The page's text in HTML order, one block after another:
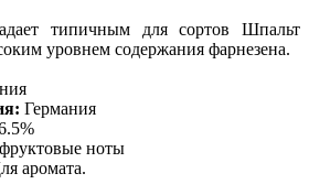
типичным для сортов Шпальт
уровнем содержания фарнезена.
Германия
ноты
аромата.